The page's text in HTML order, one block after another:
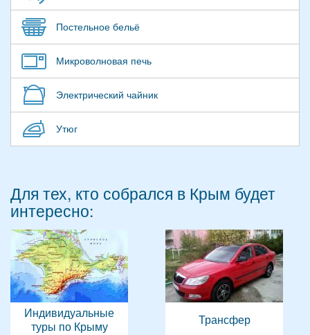
Постельное бельё
Микроволновая печь
Электрический чайник
Утюг
Для тех, кто собрался в Крым будет
интересно:
Индивидуальные
туры по Крыму
Трансфер